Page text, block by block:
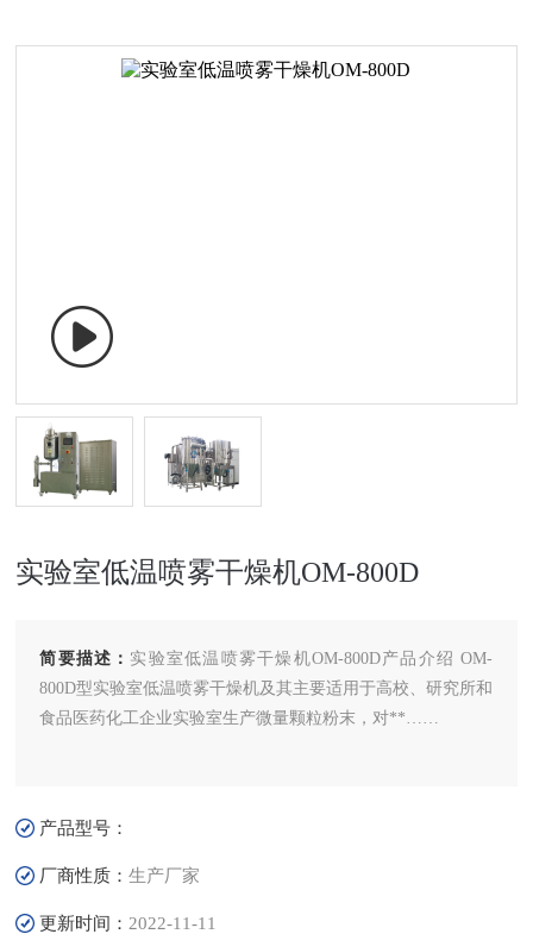
实验室低温喷雾干燥机OM-800D
简要描述： 实验室低温喷雾干燥机OM-800D产品介绍 OM-
800D型实验室低温喷雾干燥机及其主要适用于高校、研究所和
食品医药化工企业实验室生产微量颗粒粉末，对**……
产品型号：
厂商性质：生产厂家
更新时间： 2022-11-11